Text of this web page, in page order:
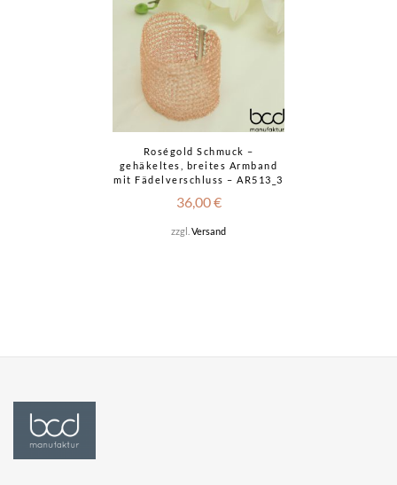
Roségold Schmuck –
gehäkeltes, breites Armband
mit Fädelverschluss – AR513_3
36,00€
zzgl. Versand